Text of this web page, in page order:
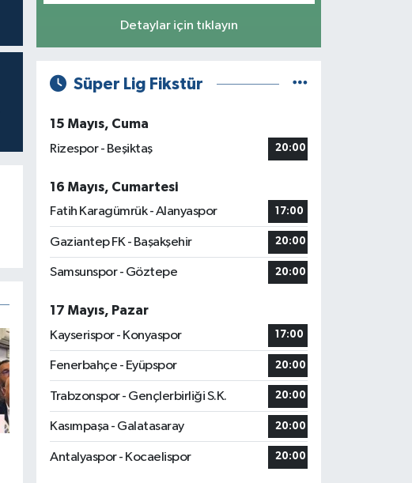
Detaylar için tıklayın
Süper Lig Fikstür
15 Mayıs, Cuma
Rizespor - Beşiktaş
20:00
16 Mayıs, Cumartesi
Fatih Karagümrük - Alanyaspor
17:00
Gaziantep FK - Başakşehir 20:00
Samsunspor - Göztepe 20:00
17 Mayıs, Pazar
Kayserispor - Konyaspor
17:00
Fenerbahçe - Eyüpspor 20:00
Trabzonspor - Gençlerbirliği S.K. 20:00
Kasımpaşa - Galatasaray 20:00
Antalyaspor - Kocaelispor 20:00